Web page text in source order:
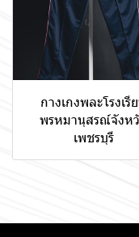
กางเกงพละโรงเรี
พรหมานุสรณ์จังห
เพชรบุรี